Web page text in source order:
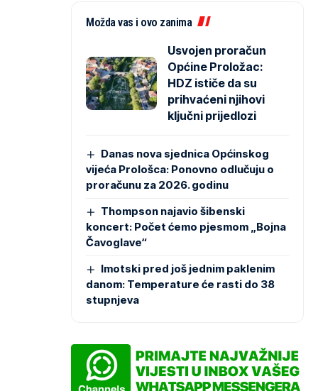
Možda vas i ovo zanima
Usvojen proračun
Općine Proložac:
HDZ ističe da su
prihvaćeni njihovi
ključni prijedlozi
Danas nova sjednica Općinskog
vijeća Prološca: Ponovno odlučuju o
proračunu za 2026. godinu
Thompson najavio šibenski
koncert: Počet ćemo pjesmom „Bojna
Čavoglave“
Imotski pred još jednim paklenim
danom: Temperature će rasti do 38
stupnjeva